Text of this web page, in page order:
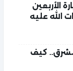
الأربعين
الله عليه
كيف